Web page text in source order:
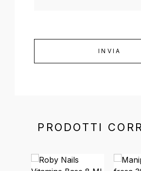
PRODOTTI